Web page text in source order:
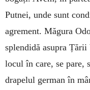
Putnei, unde sunt
agrement. Măgura
splendidă asupra
locul în care, se pare,
drapelul german în